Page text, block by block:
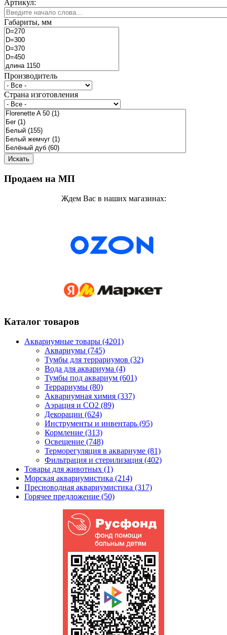
Артикул:
Габариты, мм
Производитель
Страна изготовления
Продаем на МП
Ждем Вас в наших магазинах:
Каталог товаров
Аквариумные товары (4201)
Аквариумы (745)
Тумбы для террариумов (32)
Вода для аквариума (4)
Тумбы под аквариум (601)
Террариумы (80)
Аквариумная химия (337)
Аэрация и CO2 (89)
Декорации (624)
Инструменты и инвентарь (95)
Кормление (313)
Освещение (748)
Терморегуляция в аквариуме (81)
Фильтрация и стерилизация (402)
Товары для животных (1)
Морская аквариумистика (214)
Пресноводная аквариумистика (317)
Горячее предложение (50)